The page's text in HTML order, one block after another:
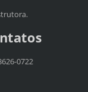
0722